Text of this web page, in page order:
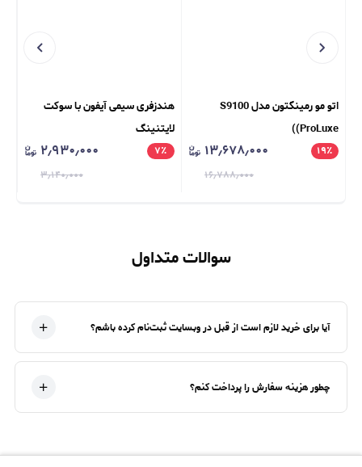
اتو مو رمینگتون مدل S9100
(ProLuxe)
۱۹٪ ۱۳٫۶۷۸٫۰۰۰
۱۶٫۷۸۸٫۰۰۰
هندزفری سیمی آیفون با سوکت
لایتنینگ
۷٪ ۲٫۹۳۰٫۰۰۰
۳٫۱۴۰٫۰۰۰
سوالات متداول
آیا برای خرید لازم است از قبل در وبسایت ثبت‌نام کرده باشم؟
چطور هزینه سفارش را پرداخت کنم؟